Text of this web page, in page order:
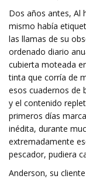
Dos años antes, Al
mismo había
las llamas de su
ordenado diario
cubierta moteada
tinta que corría de
esos cuadernos de
y el contenido
primeros días
inédita, durante
extremadamente
pescador, pudiera
Anderson, su